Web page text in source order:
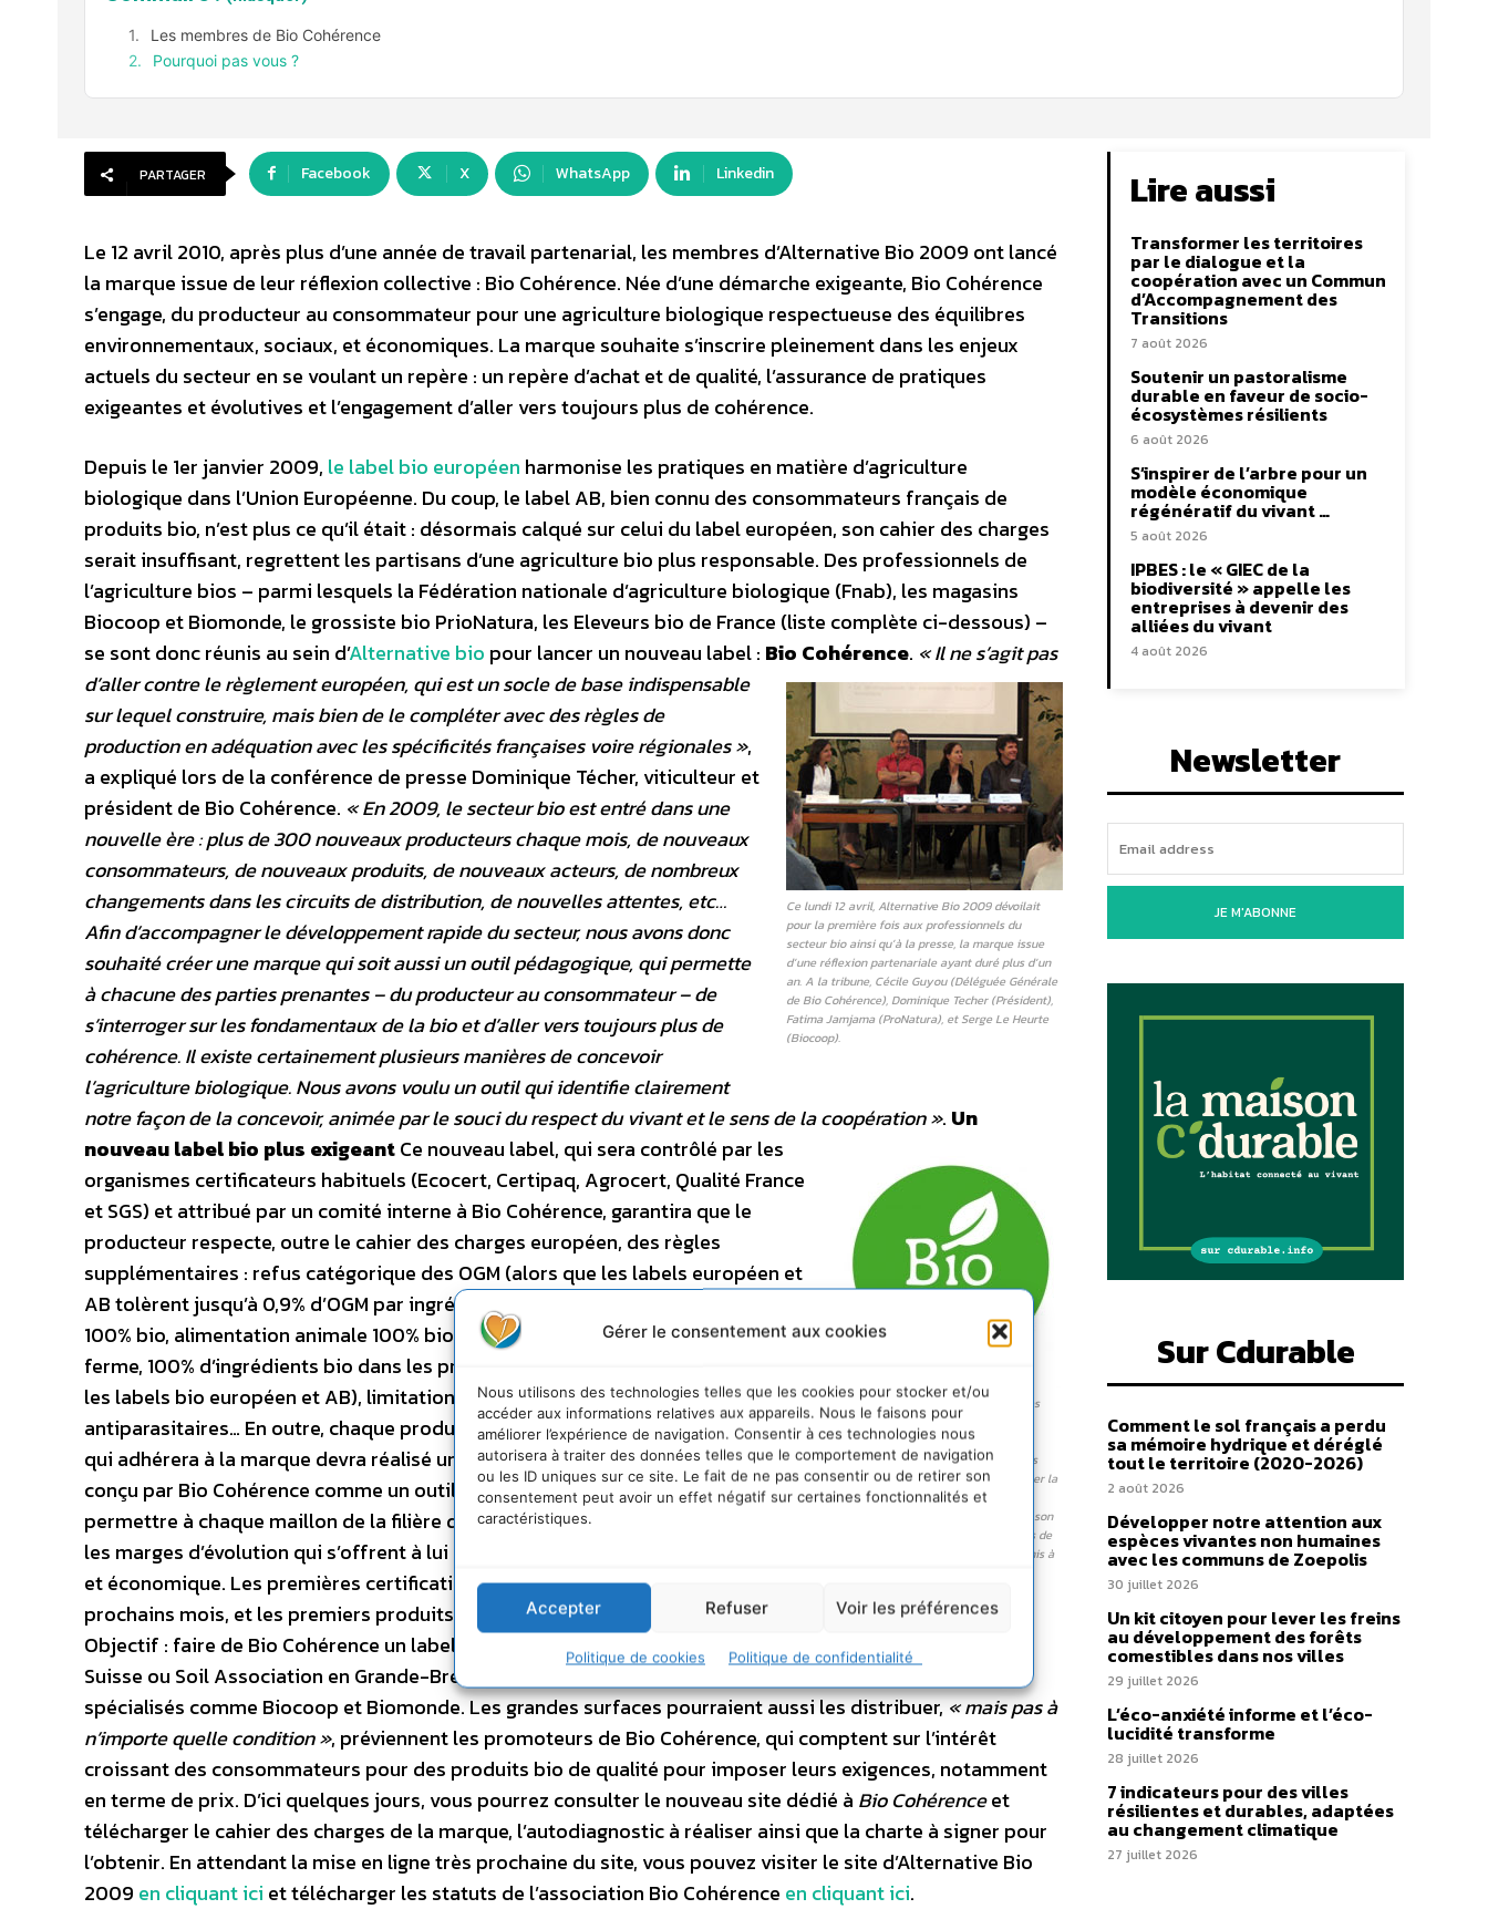
Gérer le consentement aux cookies
Nous utilisons des technologies telles que les cookies pour stocker et/ou
accéder aux informations relatives aux appareils. Nous le faisons pour
améliorer l’expérience de navigation. Consentir à ces technologies nous
autorisera à traiter des données telles que le comportement de navigation
ou les ID uniques sur ce site. Le fait de ne pas consentir ou de retirer son
consentement peut avoir un effet négatif sur certaines fonctionnalités et
caractéristiques.
Accepter Refuser Voir les préférences
Politique de cookies Politique de confidentialité
Les membres de Bio Cohérence
Pourquoi pas vous ?
PARTAGER Facebook X WhatsApp Linkedin
Le 12 avril 2010, après plus d’une année de travail partenarial, les membres d’Alternative Bio 2009 ont lancé
la marque issue de leur réflexion collective : Bio Cohérence. Née d’une démarche exigeante, Bio Cohérence
s’engage, du producteur au consommateur pour une agriculture biologique respectueuse des équilibres
environnementaux, sociaux, et économiques. La marque souhaite s’inscrire pleinement dans les enjeux
actuels du secteur en se voulant un repère : un repère d’achat et de qualité, l’assurance de pratiques
exigeantes et évolutives et l’engagement d’aller vers toujours plus de cohérence.
Depuis le 1er janvier 2009, le label bio européen harmonise les pratiques en matière d’agriculture
biologique dans l’Union Européenne. Du coup, le label AB, bien connu des consommateurs français de
produits bio, n’est plus ce qu’il était : désormais calqué sur celui du label européen, son cahier des charges
serait insuffisant, regrettent les partisans d’une agriculture bio plus responsable. Des professionnels de
l’agriculture bios – parmi lesquels la Fédération nationale d’agriculture biologique (Fnab), les magasins
Biocoop et Biomonde, le grossiste bio PrioNatura, les Eleveurs bio de France (liste complète ci-dessous) –
se sont donc réunis au sein d’Alternative bio pour lancer un nouveau label : Bio Cohérence.
Ce lundi 12 avril, Alternative Bio 2009 dévoilait
pour la première fois aux professionnels du
secteur bio ainsi qu’à la presse, la marque issue
d’une réflexion partenariale ayant duré plus d’un
an. A la tribune, Cécile Guyou (Déléguée Générale
de Bio Cohérence), Dominique Techer (Président),
Fatima Jamjama (ProNatura), et Serge Le Heurte
(Biocoop).
« Il ne s’agit pas
d’aller contre le règlement européen, qui est un socle de base indispensable
sur lequel construire, mais bien de le compléter avec des règles de
production en adéquation avec les spécificités françaises voire régionales »,
a expliqué lors de la conférence de presse Dominique Técher, viticulteur et
président de Bio Cohérence. « En 2009, le secteur bio est entré dans une
nouvelle ère : plus de 300 nouveaux producteurs chaque mois, de nouveaux
consommateurs, de nouveaux produits, de nouveaux acteurs, de nombreux
changements dans les circuits de distribution, de nouvelles attentes, etc…
Afin d’accompagner le développement rapide du secteur, nous avons donc
souhaité créer une marque qui soit aussi un outil pédagogique, qui permette
à chacune des parties prenantes – du producteur au consommateur – de
s’interroger sur les fondamentaux de la bio et d’aller vers toujours plus de
cohérence. Il existe certainement plusieurs manières de concevoir
l’agriculture biologique. Nous avons voulu un outil qui identifie clairement
notre façon de la concevoir, animée par le souci du respect du vivant et le sens de la coopération ». Un
nouveau label bio plus exigeant
Seuls les produits ayant respecté les
méthodes de production et de
transformation contenues dans le
règlement européen et le cahier des
charges de la marque pourront porter la
mention Bio Cohérence. Ils seront
facilement reconnaissables grâce à son
logo en forme de pastille. Des outils de
communication seront également mis à
Ce nouveau label, qui sera contrôlé par les
organismes certificateurs habituels (Ecocert, Certipaq, Agrocert, Qualité France
et SGS) et attribué par un comité interne à Bio Cohérence, garantira que le
producteur respecte, outre le cahier des charges européen, des règles
supplémentaires : refus catégorique des OGM (alors que les labels européen et
AB tolèrent jusqu’à 0,9% d’OGM par ingrédient), obligation pour la ferme d’être
100% bio, alimentation animale 100% bio produite majoritairement dans la
ferme, 100% d’ingrédients bio dans les produits transformés (contre 95% pour
les labels bio européen et AB), limitation des antibiotiques, des
antiparasitaires… En outre, chaque producteur, transformateur ou distributeur
qui adhérera à la marque devra réalisé un autodiagnostic. Cet autodiagnostic,
conçu par Bio Cohérence comme un outil participatif et évolutif, devra
permettre à chaque maillon de la filière de faire le point sur ses pratiques et sur
les marges d’évolution qui s’offrent à lui en matière environnementale, sociale
et économique. Les premières certifications devraient avoir lieu dans les
prochains mois, et les premiers produits apparaître en 2011 dans les rayons.
Objectif : faire de Bio Cohérence un label aussi puissant que le Bourgeon en
Suisse ou Soil Association en Grande-Bretagne. Ces produits seront d’abord vendus dans des magasins
spécialisés comme Biocoop et Biomonde. Les grandes surfaces pourraient aussi les distribuer,« mais pas à
n’importe quelle condition », préviennent les promoteurs de Bio Cohérence, qui comptent sur l’intérêt
croissant des consommateurs pour des produits bio de qualité pour imposer leurs exigences, notamment
en terme de prix. D’ici quelques jours, vous pourrez consulter le nouveau site dédié à Bio Cohérenceet
télécharger le cahier des charges de la marque, l’autodiagnostic à réaliser ainsi que la charte à signer pour
l’obtenir. En attendant la mise en ligne très prochaine du site, vous pouvez visiter le site d’Alternative Bio
2009 en cliquant ici et télécharger les statuts de l’association Bio Cohérence en cliquant ici.
Lire aussi
Transformer les territoires
par le dialogue et la
coopération avec un Commun
d’Accompagnement des
Transitions
7 août 2026
Soutenir un pastoralisme
durable en faveur de socio-
écosystèmes résilients
6 août 2026
S’inspirer de l’arbre pour un
modèle économique
régénératif du vivant …
5 août 2026
IPBES : le « GIEC de la
biodiversité » appelle les
entreprises à devenir des
alliées du vivant
4 août 2026
Newsletter
JE M'ABONNE
Sur Cdurable
Comment le sol français a perdu
sa mémoire hydrique et déréglé
tout le territoire (2020-2026)
2 août 2026
Développer notre attention aux
espèces vivantes non humaines
avec les communs de Zoepolis
30 juillet 2026
Un kit citoyen pour lever les freins
au développement des forêts
comestibles dans nos villes
29 juillet 2026
L’éco-anxiété informe et l’éco-
lucidité transforme
28 juillet 2026
7 indicateurs pour des villes
résilientes et durables, adaptées
au changement climatique
27 juillet 2026